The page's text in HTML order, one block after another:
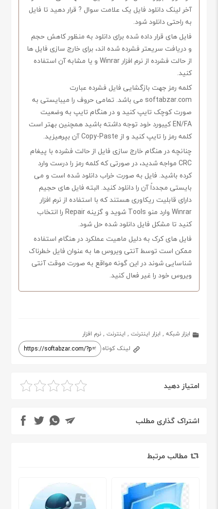
آخر لینک دانلود فایل یک علامت سوال ? قرار دهید تا فایل
به راحتی دانلود شود.
فایل های قرار داده شده برای دانلود به منظور کاهش حجم
و دریافت سریعتر فشرده شده اند، برای خارج سازی فایل ها
از حالت فشرده از نرم افزار Winrar و یا مشابه آن استفاده
کنید.
کلمه رمز جهت بازگشایی فایل فشرده عبارت
softabzar.com می باشد. تمامی حروف را میبایستی به
صورت کوچک تایپ کنید و در هنگام تایپ به وضعیت
EN/FA کیبورد خود توجه داشته باشید همچنین بهتر است
کلمه رمز را تایپ کنید و از Copy-Paste آن بپرهیزید.
چنانچه در هنگام خارج سازی فایل از حالت فشرده با پیغام
CRC مواجه شدید، در صورتی که کلمه رمز را درست وارد
کرده باشید. فایل به صورت خراب دانلود شده است و می
بایستی مجدداً آن را دانلود کنید. البته فایل های حجیم
دارای قابلیت ریکاوری هستند که با استفاده از نرم افزار
Winrar وارد منو Tools شوید و گزینه Repair را انتخاب
کنید تا مشکل فایل دانلود شده حل شود.
فایل های کرک به دلیل ماهیت عملکرد در هنگام استفاده
ممکن است توسط آنتی ویروس ها به عنوان فایل خطرناک
شناسایی شوند در این گونه مواقع به صورت موقت آنتی
ویروس خود را غیر فعال کنید.
ابزار شبکه , ابزار اینترنت , اینترنت ,نرم افزار
لینک کوتاه
امتیاز دهید
اشتراک گذاری مطلب
مطالب مرتبط